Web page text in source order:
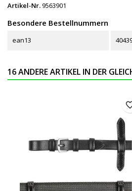
Artikel-Nr.9563901
Besondere Bestellnummern
ean13
16 ANDERE ARTIKEL IN DER